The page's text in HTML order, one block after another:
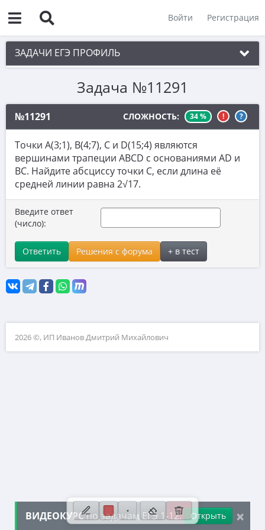
Войти Регистрация
ЗАДАЧИ ЕГЭ ПРОФИЛЬ
1. Планиметрия
2. Векторы
3. Стереометрия
4. Классическое определение вероятности
5. Теория вероятностей
6. Уравнения
7. Нахождение значений выражений
9. Задачи прикладного содержания
10. Текстовые задачи
12. Исследование функций
13. Сложные уравнения
Задача №11291
№11291 СЛОЖНОСТЬ: 34 % ! ?
Точки A(3;1), B(4;7), C и D(15;4) являются
вершинами трапеции ABCD с основаниями AD и
BC. Найдите абсциссу точки C, если длина её
средней линии равна 2√17.
Введите ответ
(число):
Ответить Решения с форума + в тест
2026 ©, ИП Иванов Дмитрий Михайлович
×
ВИДЕОКУРСпо задачам ЕГЭ 1-12: Открыть